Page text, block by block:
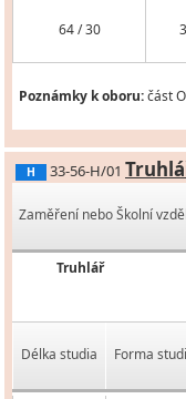
64 / 30
Poznámky k oboru:část
H 33-56-H/01
Zaměření nebo Školní
Truhlář
Délka studia Forma